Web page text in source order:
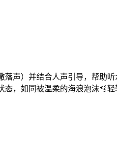
声）并结合人声引导，帮助
，如同被温柔的海浪泡沫🫧轻